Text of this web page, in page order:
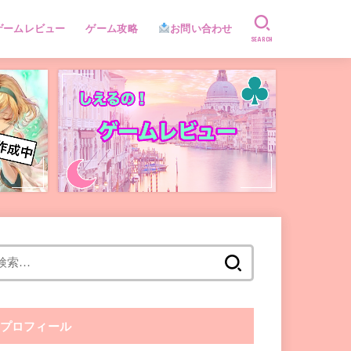
ームレビュー ゲーム攻略 お問い合わせ
SEARCH
プロフィール